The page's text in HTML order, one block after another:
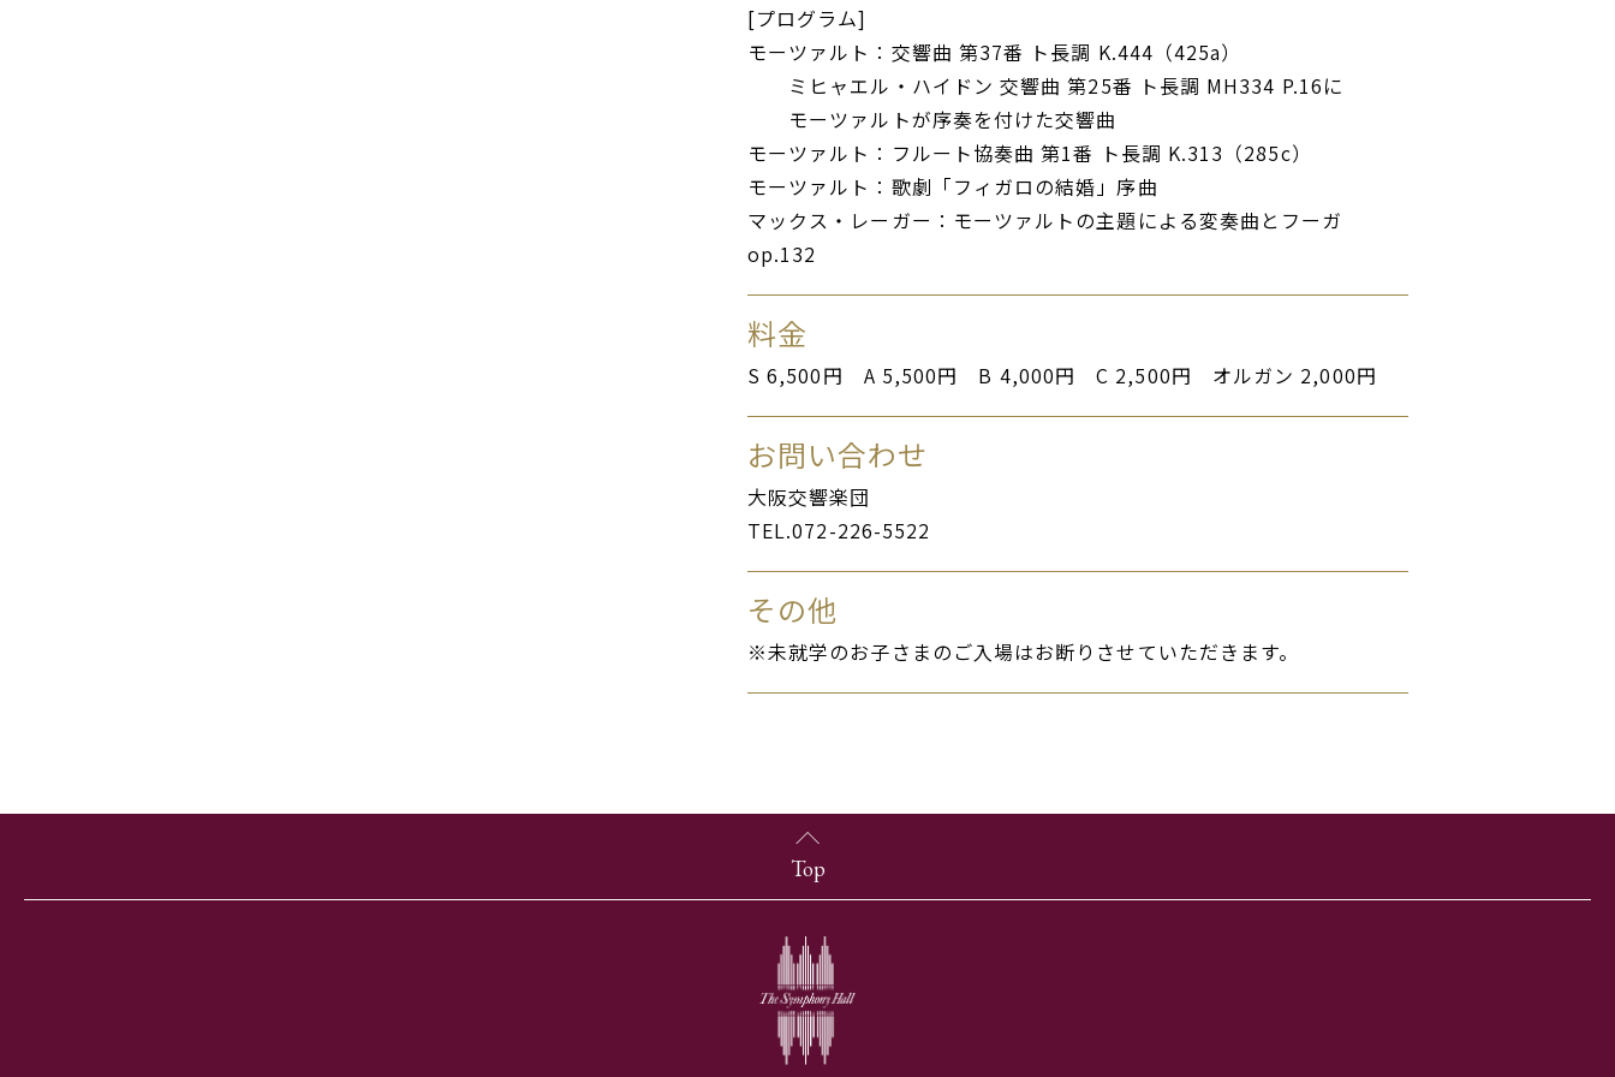
[プログラム]
モーツァルト：交響曲 第37番 ト長調 K.444（425a）
ミヒャエル・ハイドン 交響曲 第25番 ト長調 MH334 P.16に
モーツァルトが序奏を付けた交響曲
モーツァルト：フルート協奏曲 第1番 ト長調 K.313（285c）
モーツァルト：歌劇「フィガロの結婚」序曲
マックス・レーガー：モーツァルトの主題による変奏曲とフーガ
op.132
料金
S 6,500円 A 5,500円 B 4,000円 C 2,500円 オルガン 2,000円
お問い合わせ
大阪交響楽団
TEL.072-226-5522
その他
※未就学のお子さまのご入場はお断りさせていただきます。
Top